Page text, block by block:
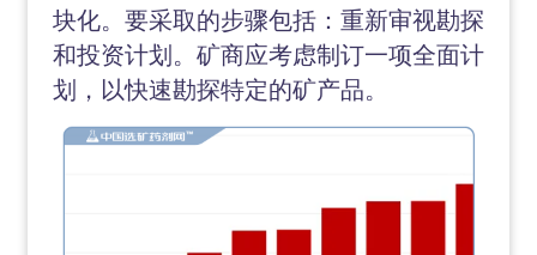
块化。要采取的步骤包括：重新审视勘探
和投资计划。矿商应考虑制订一项全面计
划，以快速勘探特定的矿产品。